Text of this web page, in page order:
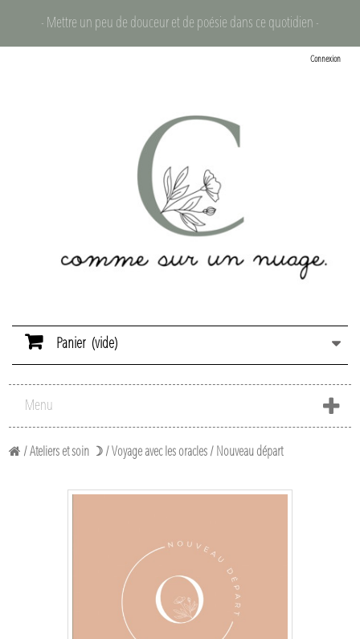
- Mettre un peu de douceur et de poésie dans ce quotidien -
Connexion
Panier (vide)
Menu
/ Ateliers et soin ☽ / Voyage avec les oracles / Nouveau départ